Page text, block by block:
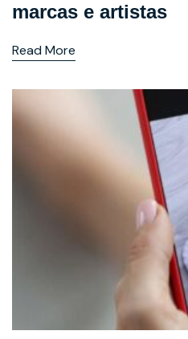
marcas e artistas
Read More